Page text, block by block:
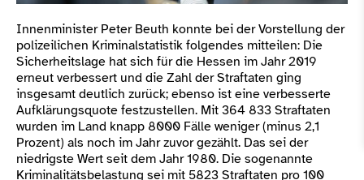
Innenminister Peter Beuth konnte bei der Vorstellung der
polizeilichen Kriminalstatistik folgendes mitteilen: Die
Sicherheitslage hat sich für die Hessen im Jahr 2019
erneut verbessert und die Zahl der Straftaten ging
insgesamt deutlich zurück; ebenso ist eine verbesserte
Aufklärungsquote festzustellen. Mit 364 833 Straftaten
wurden im Land knapp 8000 Fälle weniger (minus 2,1
Prozent) als noch im Jahr zuvor gezählt. Das sei der
niedrigste Wert seit dem Jahr 1980. Die sogenannte
Kriminalitätsbelastung sei mit 5823 Straftaten pro 100